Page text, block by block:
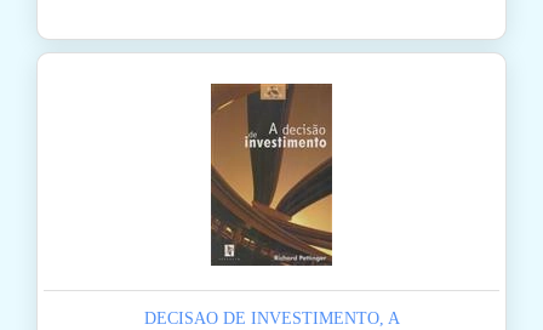
DECISAO DE INVESTIMENTO, A